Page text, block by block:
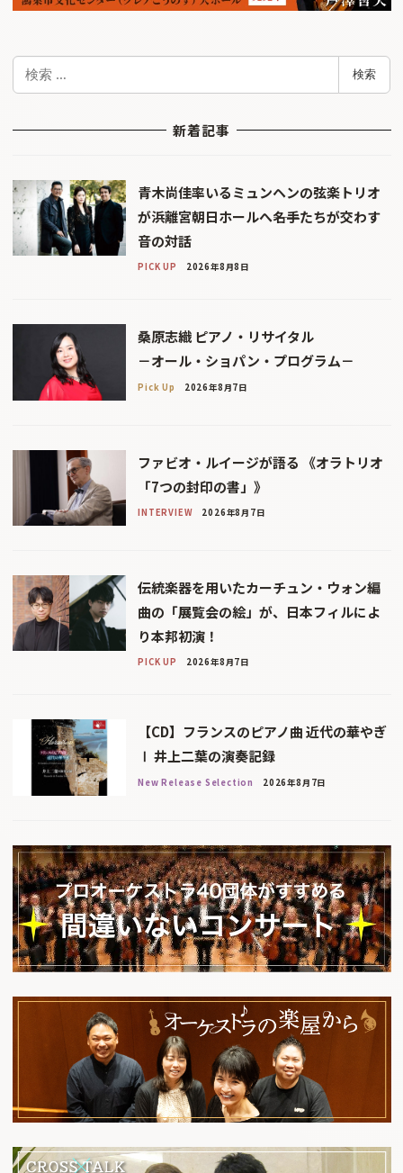
検
検索
新着記事
青木尚佳率いるミュンヘンの弦楽トリオ
が浜離宮朝日ホールへ――名手たちが交わす
音の対話
PICK UP 2026年8月8日
桑原志織 ピアノ・リサイタル
－オール・ショパン・プログラム－
Pick Up 2026年8月7日
ファビオ・ルイージが語る 《オラトリオ
「7つの封印の書」》
INTERVIEW 2026年8月7日
伝統楽器を用いたカーチュン・ウォン編
曲の「展覧会の絵」が、日本フィルによ
り本邦初演！
PICK UP 2026年8月7日
【CD】フランスのピアノ曲 近代の華やぎ
Ⅰ 井上二葉の演奏記録
New Release Selection 2026年8月7日